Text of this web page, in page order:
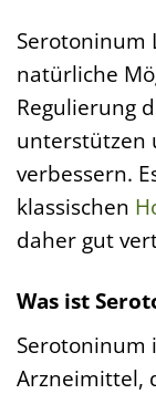
Serotoninum
natürliche
Regulierung
unterstützen
verbessern.
klassischen
daher gut
Was ist
Serotoninum
Arzneimittel,